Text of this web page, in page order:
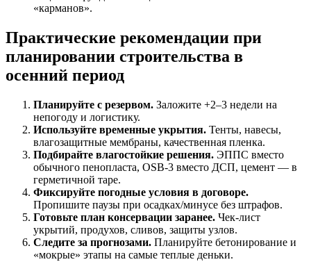
«карманов».
Практические рекомендации при
планировании строительства в
осенний период
Планируйте с резервом. Заложите +2–3 недели на
непогоду и логистику.
Используйте временные укрытия. Тенты, навесы,
влагозащитные мембраны, качественная пленка.
Подбирайте влагостойкие решения. ЭППС вместо
обычного пенопласта, OSB‑3 вместо ДСП, цемент — в
герметичной таре.
Фиксируйте погодные условия в договоре.
Пропишите паузы при осадках/минусе без штрафов.
Готовьте план консервации заранее. Чек‑лист
укрытий, продухов, сливов, защиты узлов.
Следите за прогнозами. Планируйте бетонирование и
«мокрые» этапы на самые теплые деньки.